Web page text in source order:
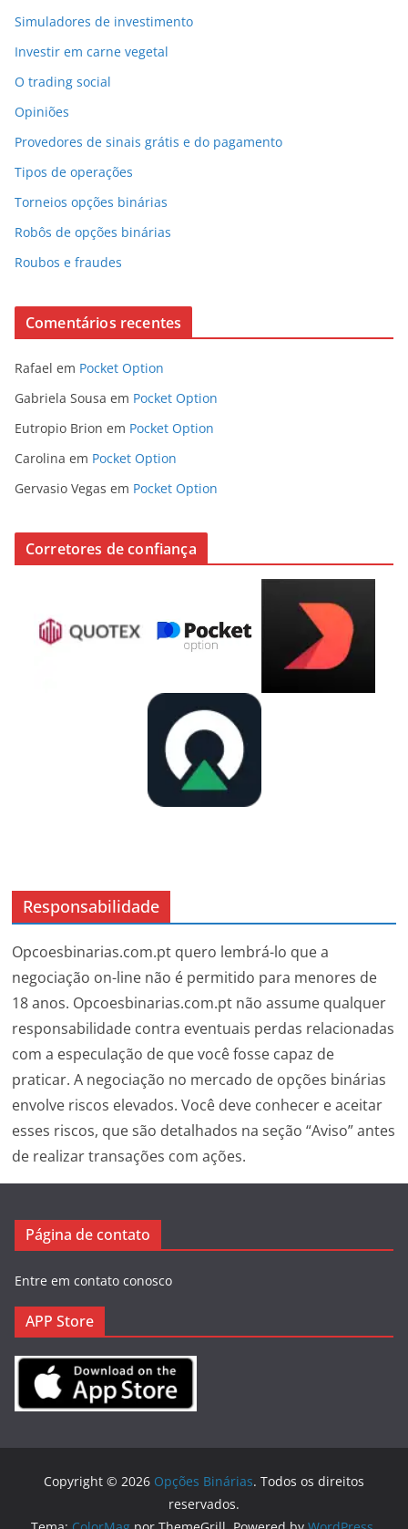
Simuladores de investimento
Investir em carne vegetal
O trading social
Opiniões
Provedores de sinais grátis e do pagamento
Tipos de operações
Torneios opções binárias
Robôs de opções binárias
Roubos e fraudes
Comentários recentes
Rafael em Pocket Option
Gabriela Sousa em Pocket Option
Eutropio Brion em Pocket Option
Carolina em Pocket Option
Gervasio Vegas em Pocket Option
Corretores de confiança
Responsabilidade
Opcoesbinarias.com.pt quero lembrá-lo que a
negociação on-line não é permitido para menores de
18 anos. Opcoesbinarias.com.pt não assume qualquer
responsabilidade contra eventuais perdas relacionadas
com a especulação de que você fosse capaz de
praticar. A negociação no mercado de opções binárias
envolve riscos elevados. Você deve conhecer e aceitar
esses riscos, que são detalhados na seção “Aviso” antes
de realizar transações com ações.
Página de contato
Entre em contato conosco
APP Store
Copyright © 2026 Opções Binárias. Todos os direitos
reservados.